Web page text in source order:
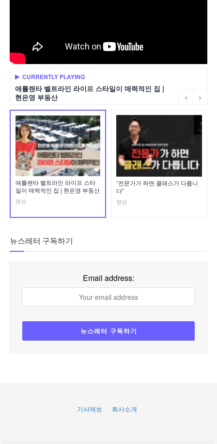
CURRENTLY PLAYING
애틀랜타 벨트라인 라이프 스타일이 매력적인 집 |
현은영 부동산
애틀랜타 벨트라인 라이프 스타
일이 매력적인 집 | 현은영 부동산
영상
“전문가가 하면 클래스가 다릅니
다”
영상
뉴스레터 구독하기
Email address:
기사제보 회사소개